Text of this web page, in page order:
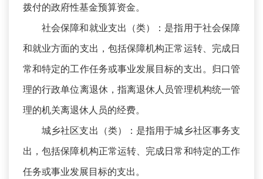
拨付的政府性基金预算资金。
社会保障和就业支出（类）：是指用于社会保障
和就业方面的支出，包括保障机构正常运转、完成日
常和特定的工作任务或事业发展目标的支出。归口管
理的行政单位离退休，指离退休人员管理机构统一管
理的机关离退休人员的经费。
城乡社区支出（类）：是指用于城乡社区事务支
出，包括保障机构正常运转、完成日常和特定的工作
任务或事业发展目标的支出。